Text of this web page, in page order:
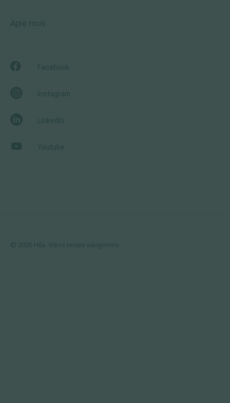
Apie mus
Facebook
Instagram
LinkedIn
Youtube
© 2026 Hila. Visos teisės saugomos.